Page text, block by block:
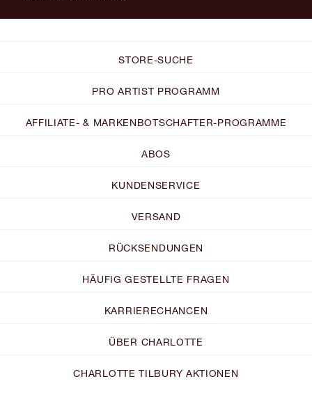
STORE-SUCHE
PRO ARTIST PROGRAMM
AFFILIATE- & MARKENBOTSCHAFTER-PROGRAMME
ABOS
KUNDENSERVICE
VERSAND
RÜCKSENDUNGEN
HÄUFIG GESTELLTE FRAGEN
KARRIERECHANCEN
ÜBER CHARLOTTE
CHARLOTTE TILBURY AKTIONEN